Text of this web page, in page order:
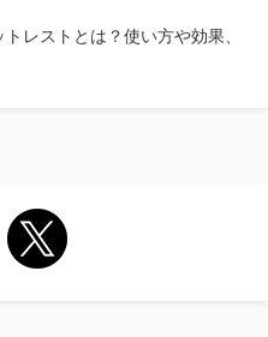
レストとは？使い方や効果、